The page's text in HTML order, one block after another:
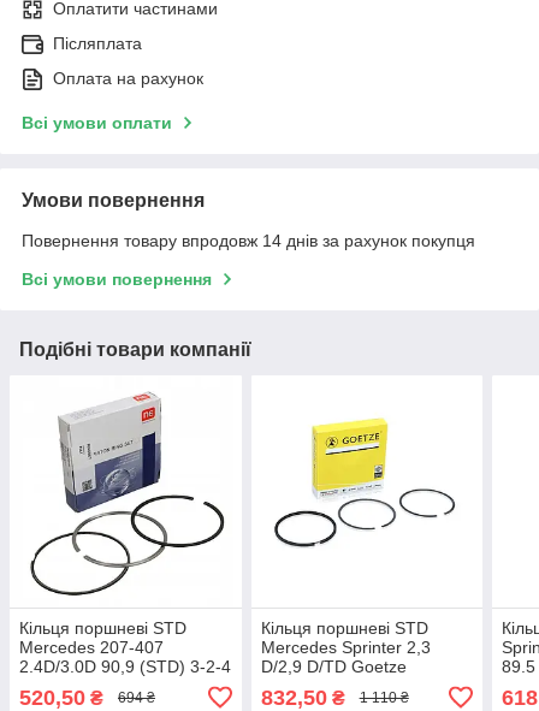
Оплатити частинами
Післяплата
Оплата на рахунок
Всі умови оплати
Умови повернення
Повернення товару впродовж 14 днів за рахунок покупця
Всі умови повернення
Подібні товари компанії
Кільця поршневі STD
Mercedes 207-407
2.4D/3.0D 90,9 (STD) 3-2-4
520,50 ₴ 694 ₴
Кільця поршневі STD
Mercedes Sprinter 2,3
D/2,9 D/TD Goetze
832,50₴ 1 110 ₴ 618